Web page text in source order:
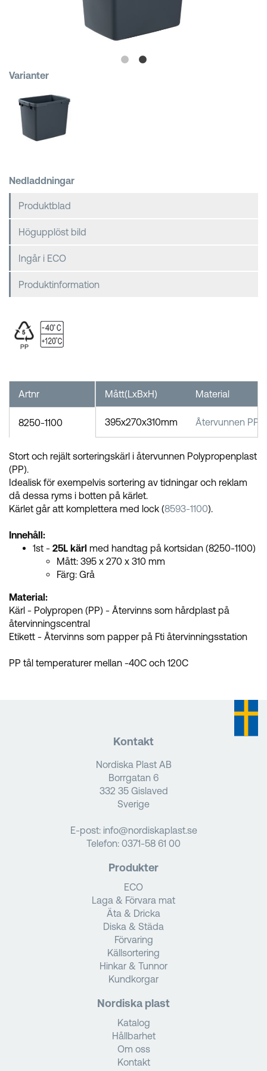
Kundkorgar
Varianter
Nedladdningar
Produktblad
Högupplöst bild
Ingår i ECO
Produktinformation
Mått(LxBxH) Material
395x270x310mm Återvunnen PP
Artnr
8250-1100
Stort och rejält sorteringskärl i återvunnen Polypropenplast
(PP).
Idealisk för exempelvis sortering av tidningar och reklam
då dessa ryms i botten på kärlet.
Kärlet går att komplettera med lock (8593-1100).
Innehåll:
1st - 25L kärl med handtag på kortsidan (8250-1100)
Mått: 395 x 270 x 310 mm
Färg: Grå
Material:
Kärl - Polypropen (PP) - Återvinns som hårdplast på
återvinningscentral
Etikett - Återvinns som papper på Fti återvinningsstation
PP tål temperaturer mellan -40C och 120C
Kontakt
Nordiska Plast AB
Borrgatan 6
332 35 Gislaved
Sverige
E-post: info@nordiskaplast.se
Telefon: 0371-58 61 00
Produkter
ECO
Laga & Förvara mat
Äta & Dricka
Diska & Städa
Förvaring
Källsortering
Hinkar & Tunnor
Kundkorgar
Nordiska plast
Katalog
Hållbarhet
Om oss
Kontakt